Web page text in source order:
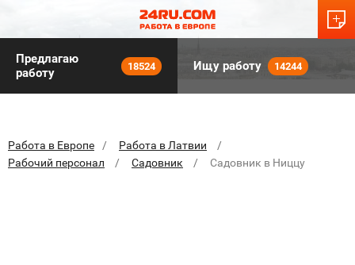
Предлагаю
работу
18524 Ищу работу 14244
Работа в Европе
Работа в Латвии
Рабочий персонал
Садовник Садовник в Ниццу